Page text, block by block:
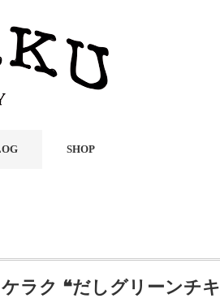
SHOP
ラク ❝だしグリーンチ